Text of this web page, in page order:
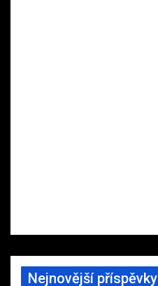
Nejnovější příspěvky